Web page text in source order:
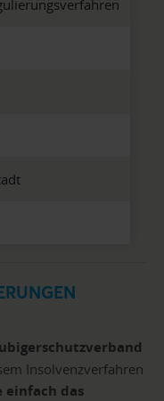
Insolvenzverfahren
einfach das